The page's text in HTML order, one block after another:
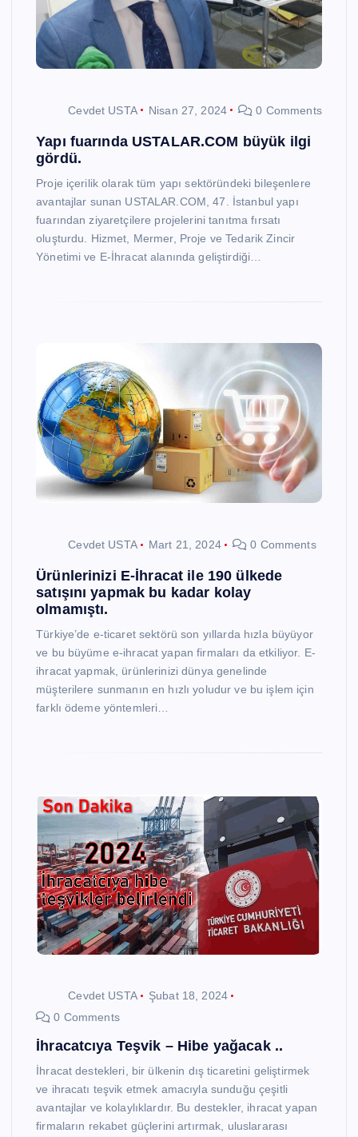
Cevdet USTA Nisan 27, 2024 0 Comments
Yapı fuarında USTALAR.COM büyük ilgi
gördü.
Proje içerilik olarak tüm yapı sektöründeki bileşenlere
avantajlar sunan USTALAR.COM, 47. İstanbul yapı
fuarından ziyaretçilere projelerini tanıtma fırsatı
oluşturdu. Hizmet, Mermer, Proje ve Tedarik Zincir
Yönetimi ve E-İhracat alanında geliştirdiği…
Cevdet USTA Mart 21, 2024 0 Comments
Ürünlerinizi E-İhracat ile 190 ülkede
satışını yapmak bu kadar kolay
olmamıştı.
Türkiye’de e-ticaret sektörü son yıllarda hızla büyüyor
ve bu büyüme e-ihracat yapan firmaları da etkiliyor. E-
ihracat yapmak, ürünlerinizi dünya genelinde
müşterilere sunmanın en hızlı yoludur ve bu işlem için
farklı ödeme yöntemleri…
Cevdet USTA
Şubat 18, 2024
0 Comments
İhracatcıya Teşvik – Hibe yağacak ..
İhracat destekleri, bir ülkenin dış ticaretini geliştirmek
ve ihracatı teşvik etmek amacıyla sunduğu çeşitli
avantajlar ve kolaylıklardır. Bu destekler, ihracat yapan
firmaların rekabet güçlerini artırmak, uluslararası